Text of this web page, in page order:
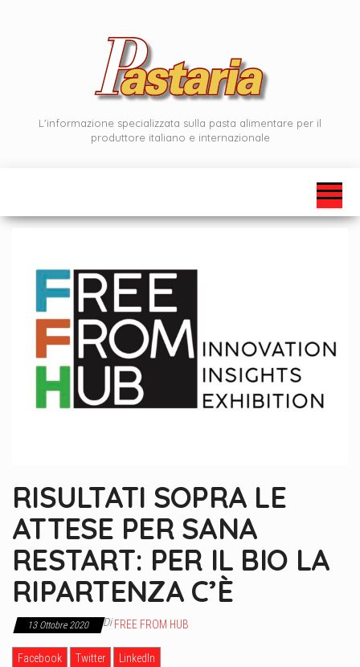
L'informazione specializzata sulla pasta alimentare per il
produttore italiano e internazionale
RISULTATI SOPRA LE
ATTESE PER SANA
RESTART: PER IL BIO LA
RIPARTENZA C’È
13 Ottobre 2020 Di FREE FROM HUB
Facebook Twitter
LinkedIn